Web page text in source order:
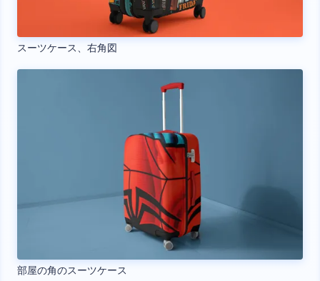
スーツケース、右角図
部屋の角のスーツケース